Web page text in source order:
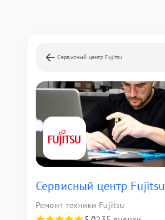
Сервисный центр Fujitsu
Сервисный центр Fujitsu
Ремонт техники Fujitsu